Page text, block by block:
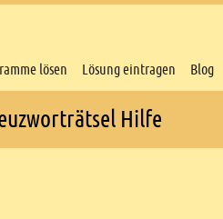
lösen Lösung eintragen Blog
Hilfe